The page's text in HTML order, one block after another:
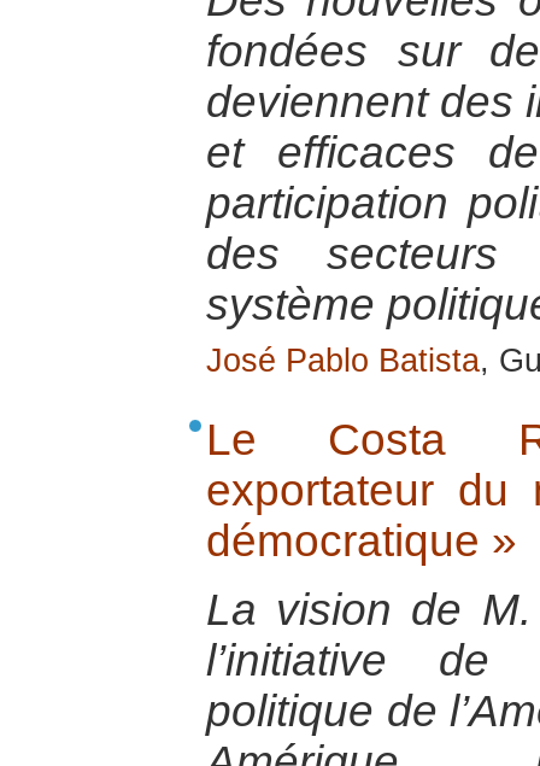
fondées sur
deviennent des
et efficaces
participation
des secteurs
système
José Pablo Batista,
Le Costa
exportateur
démocratique »
La vision de
l’initiative
politique de